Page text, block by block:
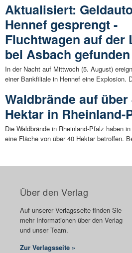
Aktualisiert:
Hennef gesprengt -
Fluchtwagen auf der
bei Asbach gefunden
In der Nacht auf Mittwoch (5. August)
einer Bankfiliale in Hennef eine Explosion.
Waldbrände auf über
Hektar in Rheinland-
Die Waldbrände in Rheinland-Pfalz haben
eine Fläche von über 40 Hektar betroffen.
Über den Verlag
Auf unserer Verlagsseite finden Sie
mehr Informationen über den Verlag
und unser Team.
Zur Verlagsseite »